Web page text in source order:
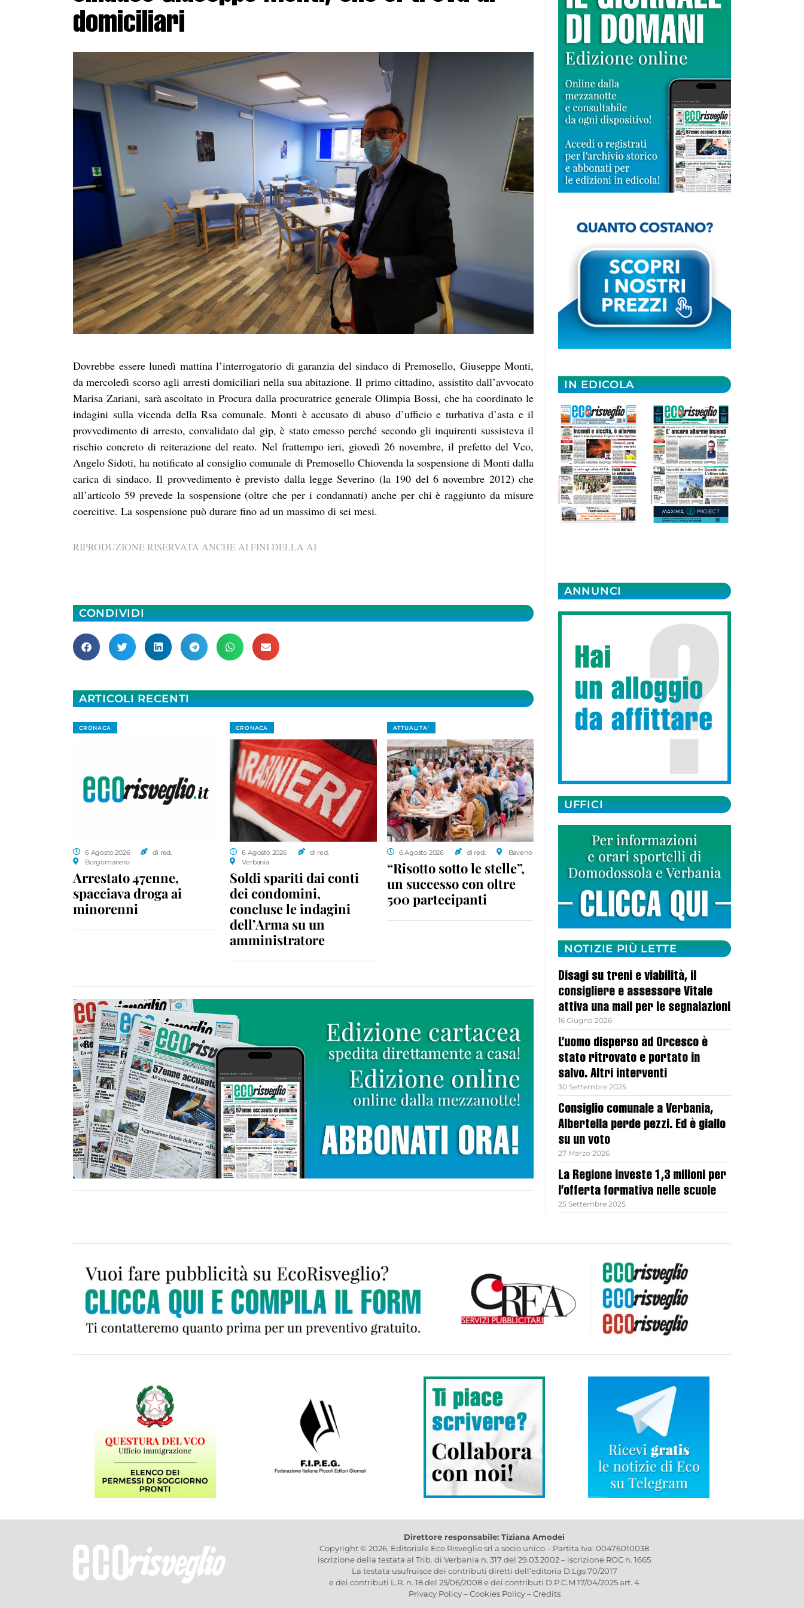
domiciliari
Dovrebbe essere lunedì mattina l’interrogatorio di garanzia del sindaco di Premosello, Giuseppe Monti,
da mercoledì scorso agli arresti domiciliari nella sua abitazione. Il primo cittadino, assistito dall’avvocato
Marisa Zariani, sarà ascoltato in Procura dalla procuratrice generale Olimpia Bossi, che ha coordinato le
indagini sulla vicenda della Rsa comunale. Monti è accusato di abuso d’ufficio e turbativa d’asta e il
provvedimento di arresto, convalidato dal gip, è stato emesso perché secondo gli inquirenti sussisteva il
rischio concreto di reiterazione del reato. Nel frattempo ieri, giovedì 26 novembre, il prefetto del Vco,
Angelo Sidoti, ha notificato al consiglio comunale di Premosello Chiovenda la sospensione di Monti dalla
carica di sindaco. Il provvedimento è previsto dalla legge Severino (la 190 del 6 novembre 2012) che
all’articolo 59 prevede la sospensione (oltre che per i condannati) anche per chi è raggiunto da misure
coercitive. La sospensione può durare fino ad un massimo di sei mesi.
RIPRODUZIONE RISERVATA ANCHE AI FINI DELLA AI
CONDIVIDI
ARTICOLI RECENTI
CRONACA
6 Agosto 2026
di red.
Borgomanero
Arrestato 47enne,
spacciava droga ai
minorenni
CRONACA
6 Agosto 2026
di red.
Verbania
Soldi spariti dai conti
dei condomini,
concluse le indagini
dell’Arma su un
amministratore
ATTUALITA'
6 Agosto 2026 di red. Baveno
“Risotto sotto le stelle”,
un successo con oltre
500 partecipanti
IN EDICOLA
ANNUNCI
UFFICI
NOTIZIE PIÙ LETTE
Disagi su treni e viabilità, il
consigliere e assessore Vitale
attiva una mail per le segnalazioni
16 Giugno 2026
L’uomo disperso ad Orcesco è
stato ritrovato e portato in
salvo. Altri interventi
30 Settembre 2025
Consiglio comunale a Verbania,
Albertella perde pezzi. Ed è giallo
su un voto
27 Marzo 2026
La Regione investe 1,3 milioni per
l’offerta formativa nelle scuole
25 Settembre 2025
Direttore responsabile: Tiziana Amodei
Copyright © 2026, Editoriale Eco Risveglio srl a socio unico – Partita Iva: 00476010038
iscrizione della testata al Trib. di Verbania n. 317 del 29.03.2002 – iscrizione ROC n. 1665
La testata usufruisce dei contributi diretti dell’editoria D.Lgs 70/2017
e dei contributi L.R. n. 18 del 25/06/2008 e dei contributi D.P.C.M 17/04/2025 art. 4
Privacy Policy–Cookies Policy–Credits